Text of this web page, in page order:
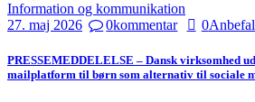
Information og kommunikation
27. maj 2026
0kommentar 0
PRESSEMEDDELELSE – Dansk virksomhed
mailplatform til børn som alternativ til sociale